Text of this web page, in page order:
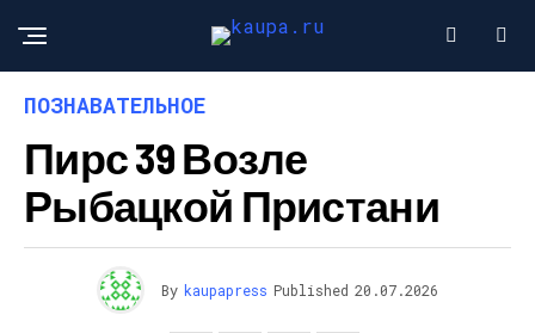
ПОЗНАВАТЕЛЬНОЕ
Пирс 39 Возле
Рыбацкой Пристани
By kaupapress Published 20.07.2026